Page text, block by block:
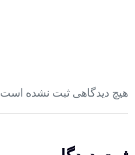
هیچ دیدگاهی ثبت نشده است